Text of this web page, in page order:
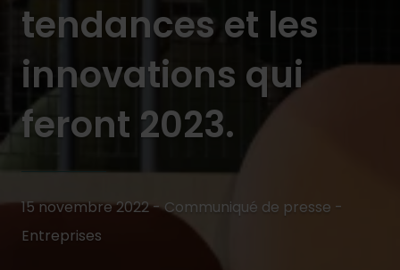
tendances et les
innovations qui
feront 2023.
15 novembre 2022 - Communiqué de presse -
Entreprises